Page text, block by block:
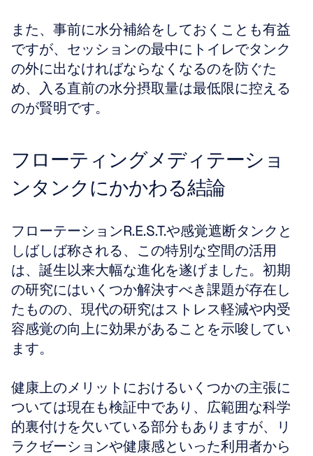
また、事前に水分補給をしておくことも有益
ですが、セッションの最中にトイレでタンク
の外に出なければならなくなるのを防ぐた
め、入る直前の水分摂取量は最低限に控える
のが賢明です。
フローティングメディテーショ
ンタンクにかかわる結論
フローテーションR.E.S.T.や感覚遮断タンクと
しばしば称される、この特別な空間の活用
は、誕生以来大幅な進化を遂げました。初期
の研究にはいくつか解決すべき課題が存在し
たものの、現代の研究はストレス軽減や内受
容感覚の向上に効果があることを示唆してい
ます。
健康上のメリットにおけるいくつかの主張に
ついては現在も検証中であり、広範囲な科学
的裏付けを欠いている部分もありますが、リ
ラクゼーションや健康感といった利用者から